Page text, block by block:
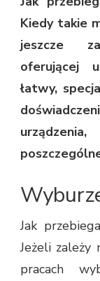
Kiedy takie
jeszcze
oferującej
łatwy,
Jak
Jeżeli zależy
pracach